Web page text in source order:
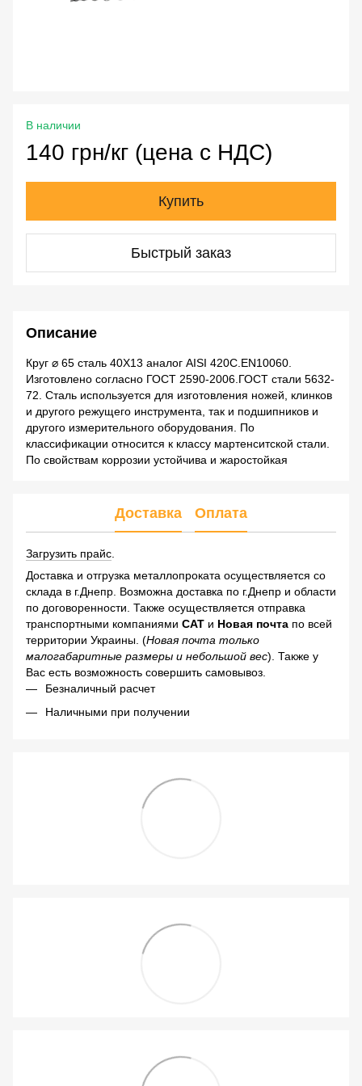
В наличии
140 грн/кг (цена с НДС)
Купить
Быстрый заказ
Описание
Круг ⌀ 65 сталь 40Х13 аналог AISI 420C.EN10060.
Изготовлено согласно ГОСТ 2590-2006.ГОСТ стали 5632-
72. Сталь используется для изготовления ножей, клинков
и другого режущего инструмента, так и подшипников и
другого измерительного оборудования. По
классификации относится к классу мартенситской стали.
По свойствам коррозии устойчива и жаростойкая
Доставка Оплата
Загрузить прайс
Доставка и отгрузка металлопроката осуществляется со
склада в г.Днепр. Возможна доставка по г.Днепр и области
по договоренности. Также осуществляется отправка
транспортными компаниями САТ и Новая почта по всей
территории Украины. (Новая почта только
малогабаритные размеры и небольшой вес). Также у
Вас есть возможность совершить самовывоз.
Безналичный расчет
Наличными при получении